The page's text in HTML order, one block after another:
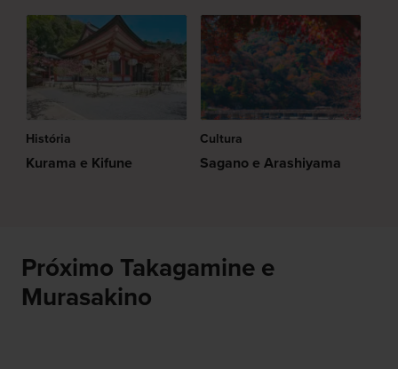
História
Kurama e Kifune
Cultura
Sagano e Arashiyama
Próximo Takagamine e
Murasakino